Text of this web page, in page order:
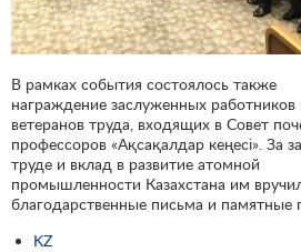
В рамках события состоялось также
награждение заслуженных работников
ветеранов труда, входящих в Совет
профессоров «Ақсақалдар кеңесі». За
труде и вклад в развитие атомной
промышленности Казахстана им
благодарственные письма и памятные
KZ